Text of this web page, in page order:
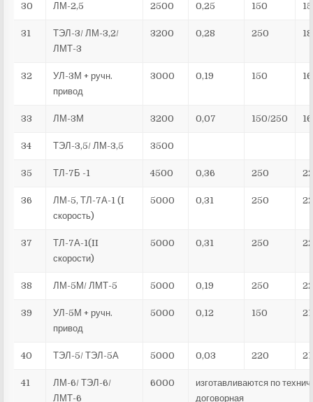
30 ЛМ-2,5 2500 0,25 150
31
ТЭЛ-3/ ЛМ-3,2/
ЛМТ-3
3200 0,28 250 18
32
УЛ-3М + ручн.
привод
3000 0,19 150
33 ЛМ-3М 3200 0,07 150/250
34 ТЭЛ-3,5/ ЛМ-3,5 3500
35 ТЛ-7Б -1 4500 0,36 250
36
ЛМ-5, ТЛ-7А-1 (I
скорость)
5000 0,31 250
37
ТЛ-7А-1(II
скорости)
5000 0,31 250
38 ЛМ-5М/ ЛМТ-5 5000 0,19 250
39
УЛ-5М + ручн.
привод
5000 0,12 150
40 ТЭЛ-5/ ТЭЛ-5А 5000 0,03 220
41
ЛМ-6/ ТЭЛ-6/
ЛМТ-6
6000
изготавливаются по
договорная